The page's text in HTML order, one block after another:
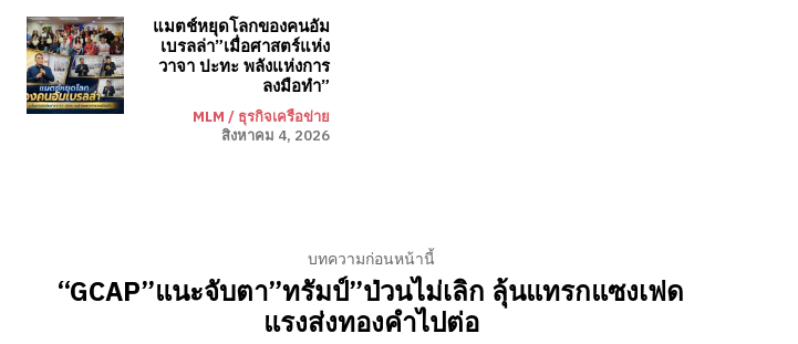
แมตช์หยุดโลกของคนอัม
เบรลล่า”เมื่อศาสตร์แห่ง
วาจา ปะทะ พลังแห่งการ
ลงมือทำ”
MLM / ธุรกิจเครือข่าย
สิงหาคม 4, 2026
บทความก่อนหน้านี้
“GCAP”แนะจับตา”ทรัมป์”ป่วนไม่เลิก ลุ้นแทรกแซงเฟด
แรงส่งทองคำไปต่อ